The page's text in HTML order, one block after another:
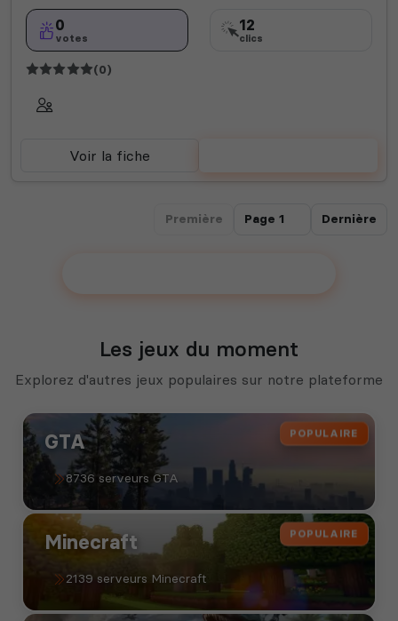
0
votes
12
clics
(0)
Voir la fiche
Première Dernière
Les jeux du moment
Explorez d'autres jeux populaires sur notre plateforme
POPULAIRE
GTA
8736 serveurs GTA
POPULAIRE
Minecraft
2139 serveurs Minecraft